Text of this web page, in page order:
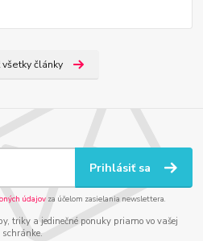
články
Prihlásiť sa
údajov za účelom zasielania newslettera.
triky a jedinečné ponuky priamo vo vašej
schránke.